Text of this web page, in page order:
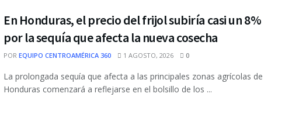
En Honduras, el precio del frijol subiría casi un 8%
por la sequía que afecta la nueva cosecha
POR EQUIPO CENTROAMÉRICA 360 1 AGOSTO, 2026 0
La prolongada sequía que afecta a las principales zonas agrícolas de
Honduras comenzará a reflejarse en el bolsillo de los ...